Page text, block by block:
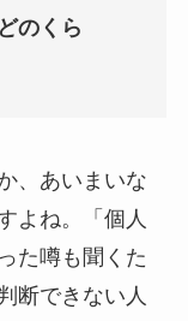
のくら
、あいまいな
よね。「個人
た噂も聞くた
断できない人